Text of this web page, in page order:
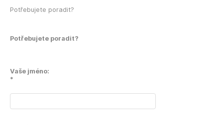
Potřebujete poradit?
Potřebujete poradit?
Vaše jméno:
*